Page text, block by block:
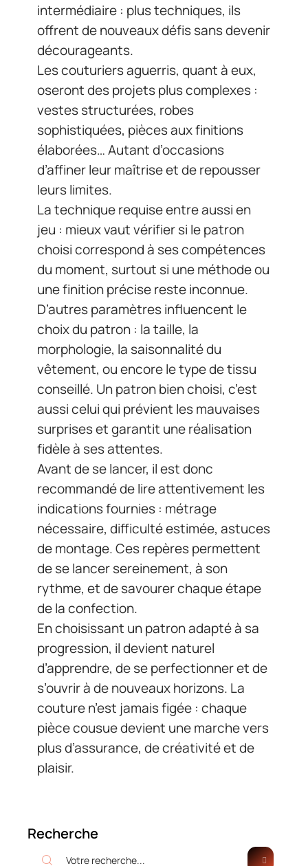
intermédiaire : plus techniques, ils
offrent de nouveaux défis sans devenir
décourageants.
Les couturiers aguerris, quant à eux,
oseront des projets plus complexes :
vestes structurées, robes
sophistiquées, pièces aux finitions
élaborées… Autant d’occasions
d’affiner leur maîtrise et de repousser
leurs limites.
La technique requise entre aussi en
jeu : mieux vaut vérifier si le patron
choisi correspond à ses compétences
du moment, surtout si une méthode ou
une finition précise reste inconnue.
D’autres paramètres influencent le
choix du patron : la taille, la
morphologie, la saisonnalité du
vêtement, ou encore le type de tissu
conseillé. Un patron bien choisi, c’est
aussi celui qui prévient les mauvaises
surprises et garantit une réalisation
fidèle à ses attentes.
Avant de se lancer, il est donc
recommandé de lire attentivement les
indications fournies : métrage
nécessaire, difficulté estimée, astuces
de montage. Ces repères permettent
de se lancer sereinement, à son
rythme, et de savourer chaque étape
de la confection.
En choisissant un patron adapté à sa
progression, il devient naturel
d’apprendre, de se perfectionner et de
s’ouvrir à de nouveaux horizons. La
couture n’est jamais figée : chaque
pièce cousue devient une marche vers
plus d’assurance, de créativité et de
plaisir.
Recherche